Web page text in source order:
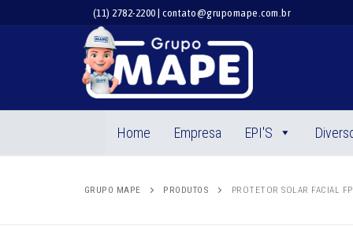
(11) 2782-2200 | contato@grupomape.com.br
Home Empresa EPI'S
GRUPO MAPE PRODUTOS PROTETOR SOLAR FACIAL